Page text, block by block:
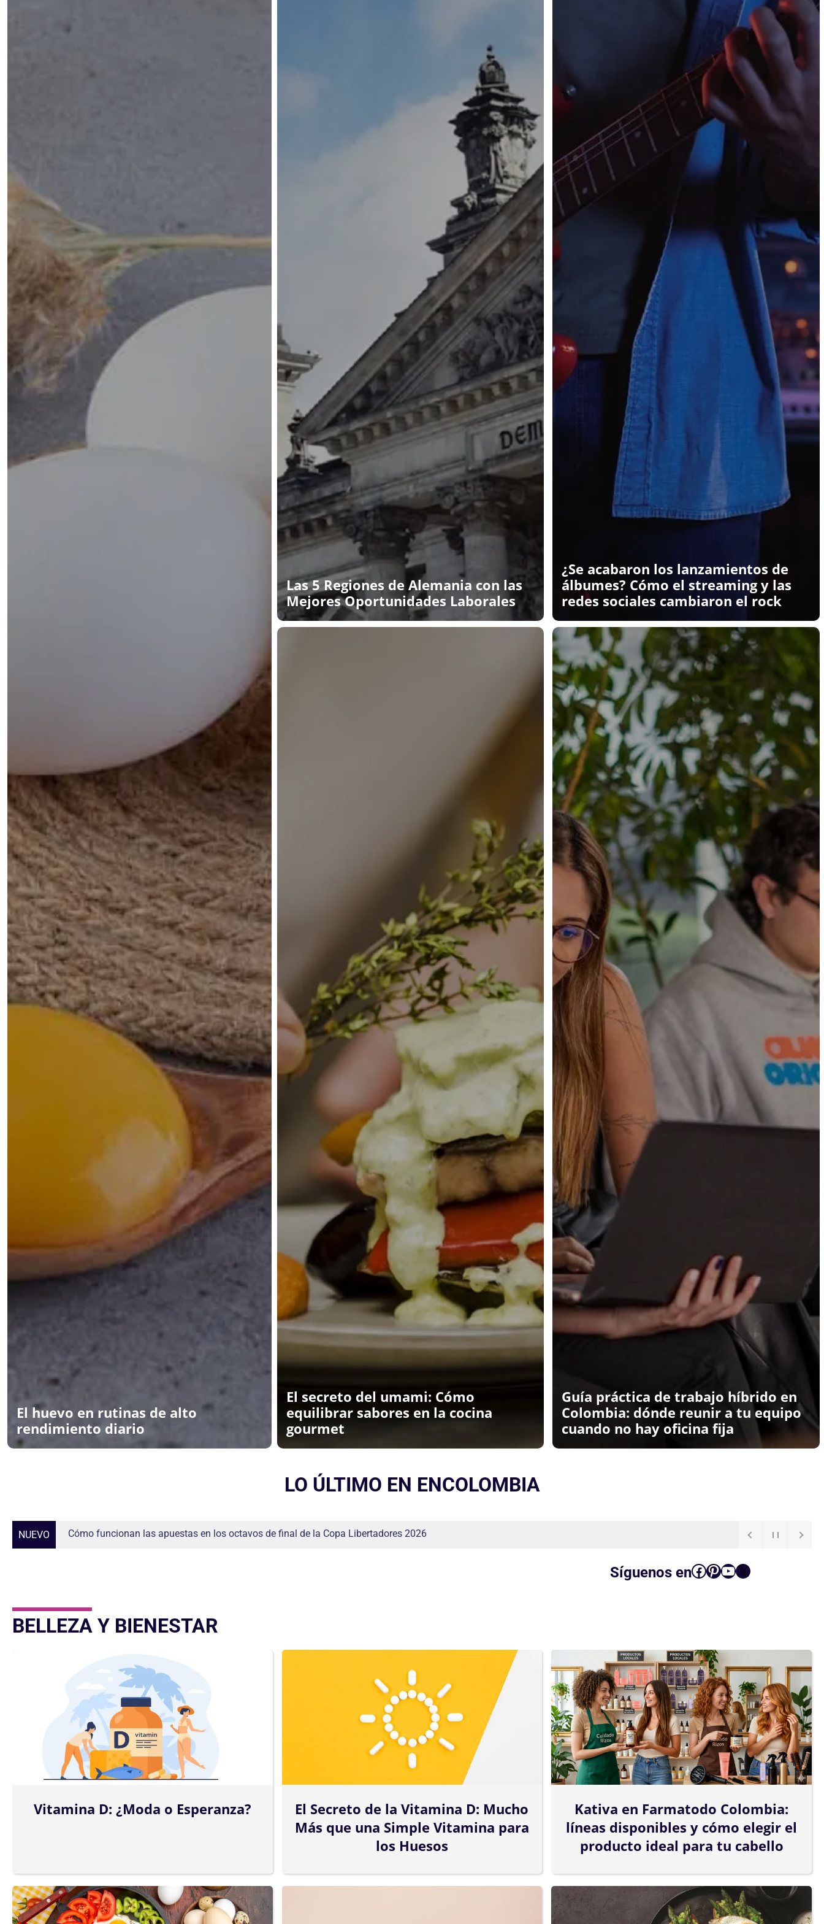
El huevo en rutinas de alto
rendimiento diario
Las 5 Regiones de Alemania con las
Mejores Oportunidades Laborales
¿Se acabaron los lanzamientos de
álbumes? Cómo el streaming y las
redes sociales cambiaron el rock
El secreto del umami: Cómo
equilibrar sabores en la cocina
gourmet
Guía práctica de trabajo híbrido en
Colombia: dónde reunir a tu equipo
cuando no hay oficina fija
LO ÚLTIMO EN ENCOLOMBIA
NUEVO 4 Formas de incluir estantes en distintas habitaciones del hogar
Síguenos enFacebook Pinterest YouTube X
BELLEZA Y BIENESTAR
Vitamina D: ¿Moda o Esperanza?
El Secreto de la Vitamina D: Mucho
Más que una Simple Vitamina para
los Huesos
Kativa en Farmatodo Colombia:
líneas disponibles y cómo elegir el
producto ideal para tu cabello